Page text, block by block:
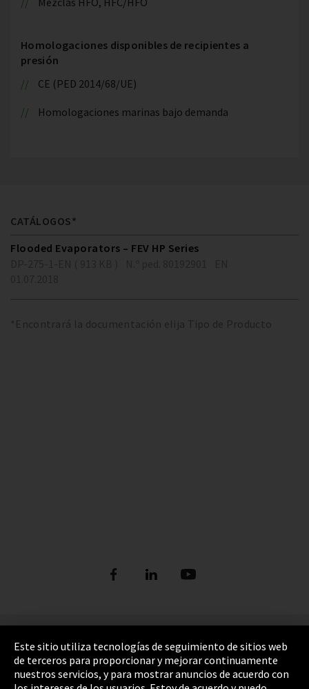
Homologaciones disponibles de recipientes a
presión
CE (PED 2014/68/UE)
Homologaciones marinas bajo demanda
CATÁLOGOS*
Flooded Evaporators – FEV HP Series
*Encontrará la documentación elija Tipo de Producto
Pie de imprenta
Política de privacidad
Este sitio utiliza tecnologías de seguimiento de sitios web
de terceros para proporcionar y mejorar continuamente
nuestros servicios, y para mostrar anuncios de acuerdo con